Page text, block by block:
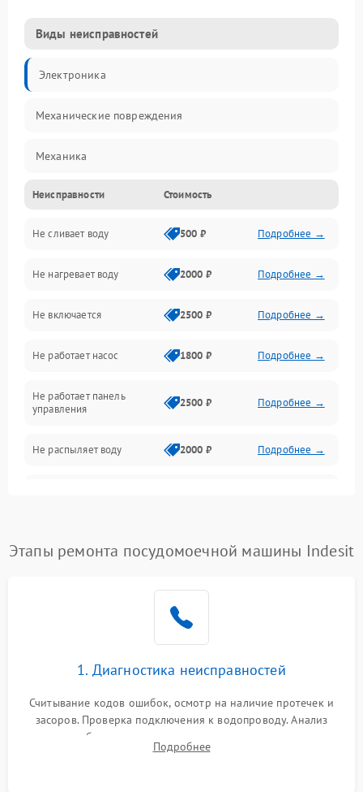
Виды неисправностей
Электроника
Механические повреждения
Механика
Управление
Электропитание
Датчики
Нагрев
Вода
Гигиена
Программное обеспечение
Неисправности Стоимость
Не сливает воду 500 ₽ Подробнее →
Не нагревает воду 2000 ₽ Подробнее →
Не включается 2500 ₽ Подробнее →
Не работает насос 1800 ₽ Подробнее →
Не работает панель
управления
2500 ₽ Подробнее →
Не распыляет воду 2000 ₽ Подробнее →
воды
1800 ₽ Подробнее →
Проблемы с
Этапы ремонта посудомоечной машины Indesit
1. Диагностика неисправностей
Считывание кодов ошибок, осмотр на наличие протечек и
засоров. Проверка подключения к водопроводу. Анализ
жалоб на отсутствие слива, нагрева, вращения
разбрызгивателей или срабатывание системы защиты
Подробнее